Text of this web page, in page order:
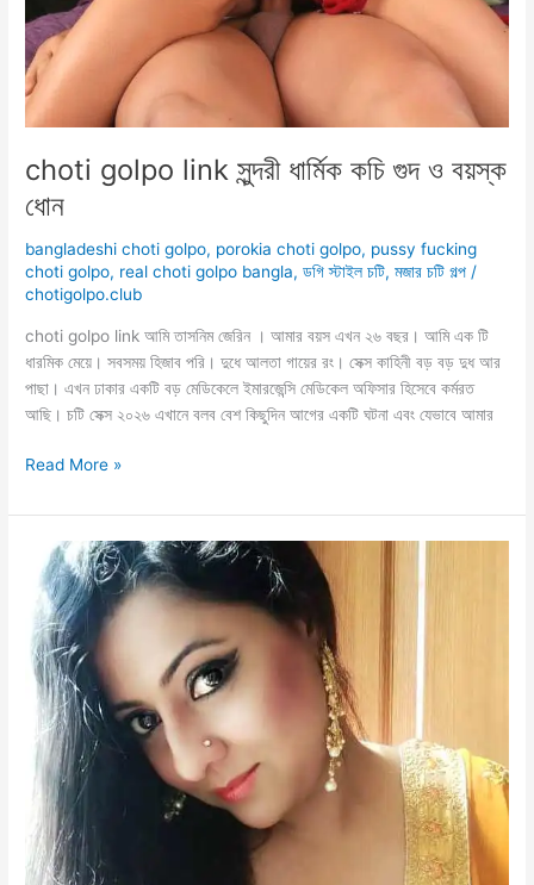
choti golpo link সুন্দরী ধার্মিক কচি গুদ ও বয়স্ক
ধোন
bangladeshi choti golpo, porokia choti golpo, pussy fucking
choti golpo, real choti golpo bangla,ডগি স্টাইল চটি,মজার চটি গল্প /
chotigolpo.club
choti golpo link আমি তাসনিম জেরিন । আমার বয়স এখন ২৬ বছর। আমি এক টি
ধারমিক মেয়ে। সবসময় হিজাব পরি। দুধে আলতা গায়ের রং। সেক্স কাহিনী বড় বড় দুধ আর
পাছা। এখন ঢাকার একটি বড় মেডিকেলে ইমারজেন্সি মেডিকেল অফিসার হিসেবে কর্মরত
আছি। চটি সেক্স ২০২৬ এখানে বলব বেশ কিছুদিন আগের একটি ঘটনা এবং যেভাবে আমার
choti
link
ধার্মিক
কচি
বয়স্ক
ধোন
Read More »